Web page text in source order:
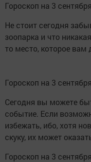
Гороскоп на 3
Не стоит сегодня
зоопарка и что
то место, которое вам
Гороскоп на 3
Сегодня вы можете
событие. Если
избежать, ибо, хотя
скуку, их может
Гороскоп на 3